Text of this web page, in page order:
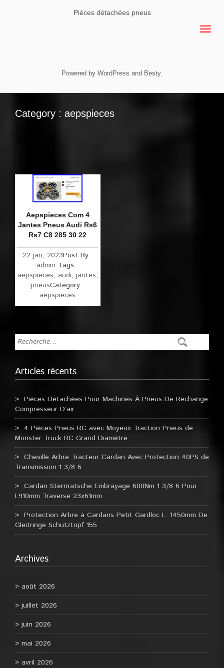
Pièces détachées pneus
Powered by WordPress and Besty.
Category : aepspieces
Aepspieces Com 4
Jantes Pneus Audi Rs6
Rs7 C8 285 30 22
22 jan, 2023Post By :
admin Tags :
aepspieces, audi, jantes,
pneusCategory :
aepspieces
Articles récents
Pièces Détachées Pour Machines À Pneus De Rechange
Compresseur D’air
4 Pièces Pneus RC avec Moyeux Traction Pneus de
Monster Truck RC Grand Diamètre
Cheville Arbre Tracteur Cardan Avec Protection 40PS de
Transmission 1 3/8 6
Cardan Sternratsche Embrayage 600Nm 1 3/8 6 Pour
L910mm Traverse 23x61mm
Protection Arbre à Cardans Petit Gardloc L. 1450mm De
Gleitringe Schutztopf 155
Archives
août 2026
juillet 2026
juin 2026
mai 2026
avril 2026